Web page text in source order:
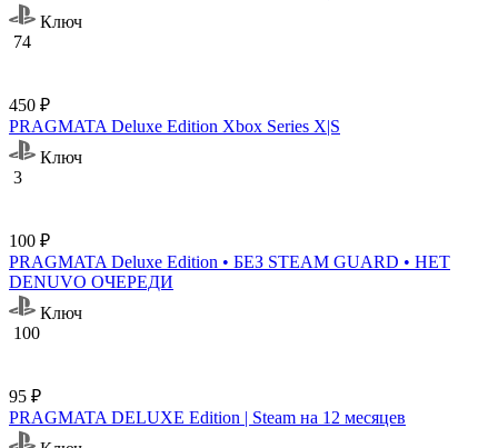
Ключ
74
450 ₽
PRAGMATA Deluxe Edition Xbox Series X|S
Ключ
3
100 ₽
PRAGMATA Deluxe Edition • БЕЗ STEAM GUARD • НЕТ
DENUVO ОЧЕРЕДИ
Ключ
100
95 ₽
PRAGMATA DELUXE Edition | Steam на 12 месяцев